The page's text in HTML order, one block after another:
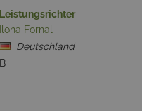
Leistungsrichter
Ilona Fornal
Deutschland
B